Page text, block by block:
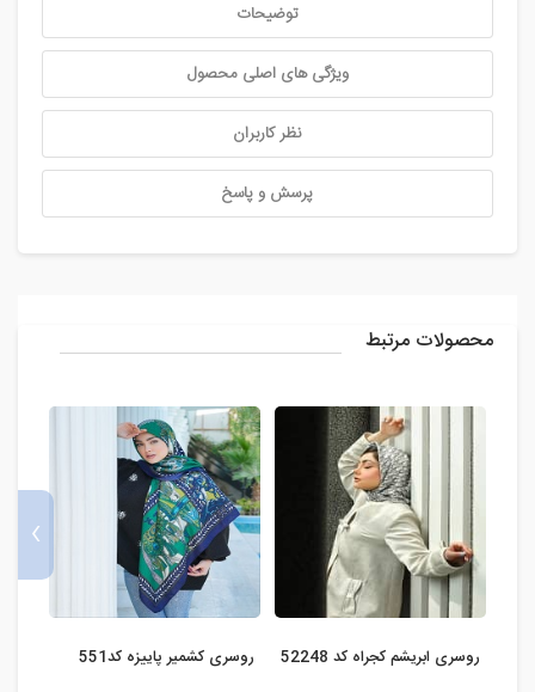
توضیحات
ویژگی های اصلی محصول
نظر کاربران
پرسش و پاسخ
محصولات مرتبط
روسری ابریشم کجراه کد 52248 روسری کشمیر پاییزه کد551
›